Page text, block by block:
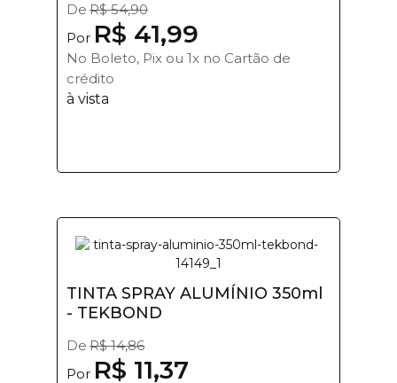
De R$ 54,90
Por R$ 41,99
No Boleto, Pix ou 1x no Cartão de
crédito
à vista
TINTA SPRAY ALUMÍNIO 350ml
- TEKBOND
De R$ 14,86
Por R$ 11,37